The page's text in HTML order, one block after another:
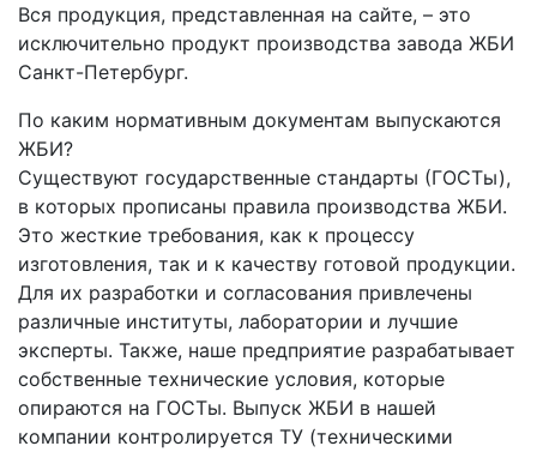
Вся продукция, представленная на сайте, – это
исключительно продукт производства завода ЖБИ
Санкт-Петербург.
По каким нормативным документам выпускаются
ЖБИ?
Существуют государственные стандарты (ГОСТы),
в которых прописаны правила производства ЖБИ.
Это жесткие требования, как к процессу
изготовления, так и к качеству готовой продукции.
Для их разработки и согласования привлечены
различные институты, лаборатории и лучшие
эксперты. Также, наше предприятие разрабатывает
собственные технические условия, которые
опираются на ГОСТы. Выпуск ЖБИ в нашей
компании контролируется ТУ (техническими